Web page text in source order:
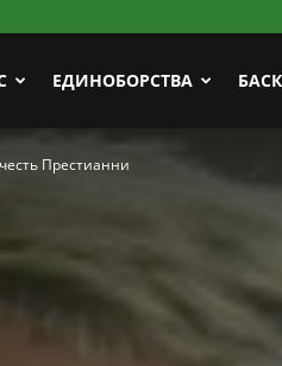
ЕДИНОБОРСТВА
Престианни